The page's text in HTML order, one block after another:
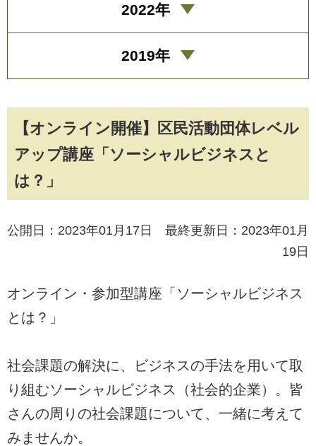
【オンライン開催】区民活動団体レベル
アップ講座「ソーシャルビジネスと
は？」
公開日：2023年01月17日 最終更新日：2023年01月
19日
オンライン・参加型講座「ソーシャルビジネス
とは？」
社会課題の解決に、ビジネスの手法を用いて取
り組むソーシャルビジネス（社会的企業）。皆
さんの周りの社会課題について、一緒に考えて
みませんか。
2022年
2019年